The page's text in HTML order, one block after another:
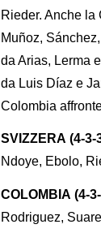
Rieder. Anche la
Muñoz,
da Arias, Lerma
da Luis Díaz e
Colombia
SVIZZERA (4-3-
Ndoye, Ebolo,
COLOMBIA (4-
Rodriguez,